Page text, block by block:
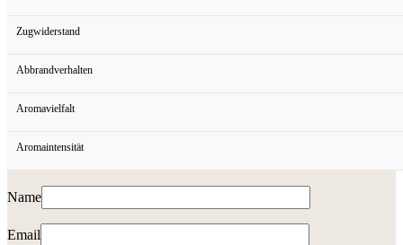
Zugwiderstand
Abbrandverhalten
Aromavielfalt
Aromaintensität
Name
Email